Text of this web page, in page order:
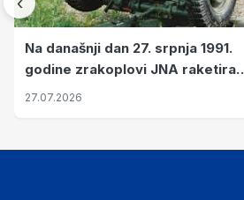
Na današnji dan 27. srpnja 1991.
godine zrakoplovi JNA raketirali
su vojarnu i obučni centar "Nikola
27.07.2026